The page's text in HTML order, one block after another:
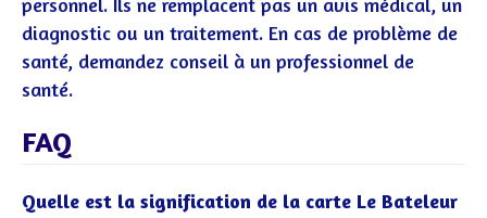
diagnostic ou un traitement. En cas de problème de
santé, demandez conseil à un professionnel de
santé.
FAQ
Quelle est la signification de la carte Le Bateleur